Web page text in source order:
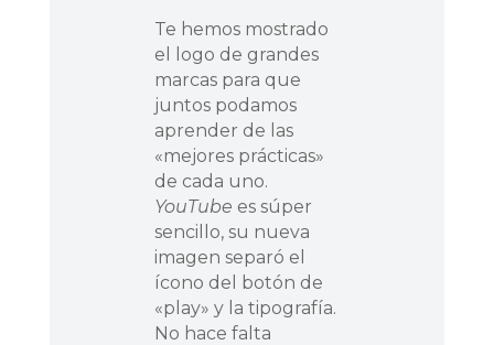
Te hemos mostrado
el logo de grandes
marcas para que
juntos podamos
aprender de las
«mejores prácticas»
de cada uno.
YouTube es súper
sencillo, su nueva
imagen separó el
ícono del botón de
«play» y la tipografía.
No hace falta